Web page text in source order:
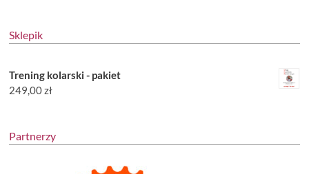
Sklepik
Trening kolarski - pakiet
249,00zł
Partnerzy